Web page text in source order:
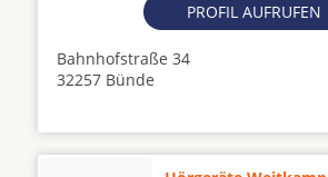
PROFIL AUFRUFEN
Bahnhofstraße 34
32257 Bünde